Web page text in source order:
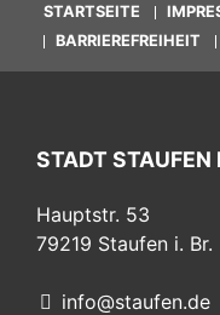
STARTSEITE
BARRIEREFREIHEIT
STADT STAUFEN
Hauptstr. 53
79219 Staufen i. Br.
info@staufen.de